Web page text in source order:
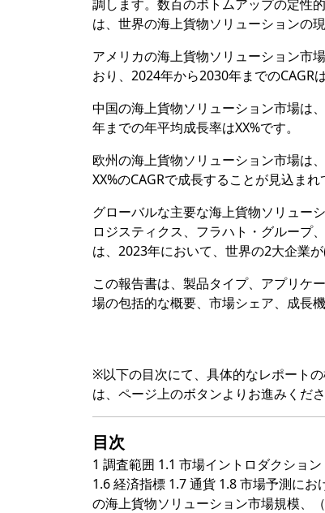
調します。数百のボトムアップの定性
は、世界の海上貨物ソリューションの
アメリカの海上貨物ソリューション市
おり、2024年から2030年までのCAGRは
中国の海上貨物ソリューション市場は
年までの年平均成長率はXX%です。
欧州の海上貨物ソリューション市場は
XX%のCAGRで成長することが見込まれ
グローバルな主要な海上貨物ソリュー
ロジスティクス、フラハト・グループ
は、2023年において、世界の2大企業が
この報告書は、製品タイプ、アプリケ
場の包括的な概要、市場シェア、成長
※以下の目次にて、具体的なレポート
は、ページ上のボタンよりお進みくださ
目次
1 調査範囲 1.1 市場イントロダクショ
1.6 経済指標 1.7 通貨 1.8 市場予測に
の海上貨物ソリューション市場規模、